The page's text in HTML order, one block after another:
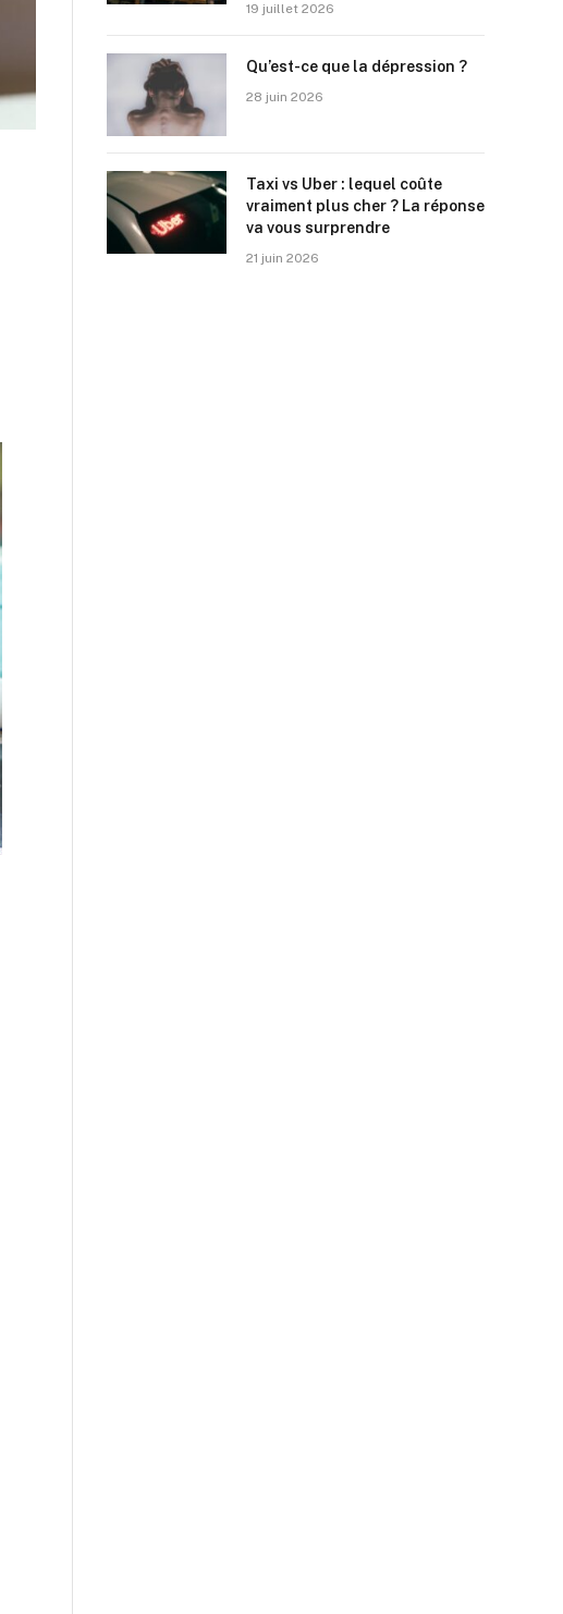
19 juillet 2026
Qu’est-ce que la dépression ?
28 juin 2026
Taxi vs Uber : lequel coûte
vraiment plus cher ? La réponse
va vous surprendre
21 juin 2026